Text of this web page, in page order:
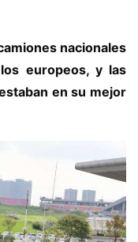
nacionales
europeos, y las
en su mejor